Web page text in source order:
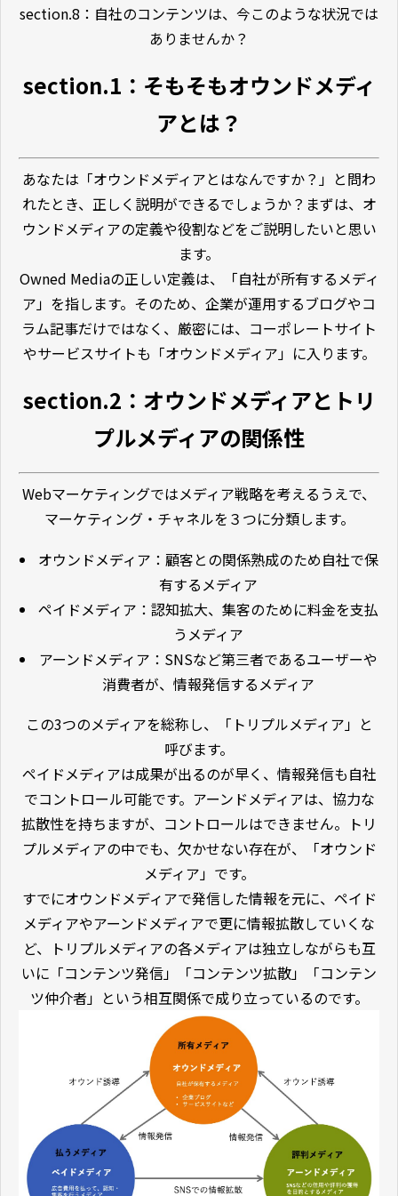
section.8：自社のコンテンツは、今このような状況では
ありませんか？
section.1：そもそもオウンドメディ
アとは？
あなたは「オウンドメディアとはなんですか？」と問わ
れたとき、正しく説明ができるでしょうか？まずは、オ
ウンドメディアの定義や役割などをご説明したいと思い
ます。
Owned Mediaの正しい定義は、「自社が所有するメディ
ア」を指します。そのため、企業が運用するブログやコ
ラム記事だけではなく、厳密には、コーポレートサイト
やサービスサイトも「オウンドメディア」に入ります。
section.2：オウンドメディアとトリ
プルメディアの関係性
Webマーケティングではメディア戦略を考えるうえで、
マーケティング・チャネルを３つに分類します。
オウンドメディア：顧客との関係熟成のため自社で保
有するメディア
ペイドメディア：認知拡大、集客のために料金を支払
うメディア
アーンドメディア：SNSなど第三者であるユーザーや
消費者が、情報発信するメディア
この3つのメディアを総称し、「トリプルメディア」と
呼びます。
ペイドメディアは成果が出るのが早く、情報発信も自社
でコントロール可能です。アーンドメディアは、協力な
拡散性を持ちますが、コントロールはできません。トリ
プルメディアの中でも、欠かせない存在が、「オウンド
メディア」です。
すでにオウンドメディアで発信した情報を元に、ペイド
メディアやアーンドメディアで更に情報拡散していくな
ど、トリプルメディアの各メディアは独立しながらも互
いに「コンテンツ発信」「コンテンツ拡散」「コンテン
ツ仲介者」という相互関係で成り立っているのです。